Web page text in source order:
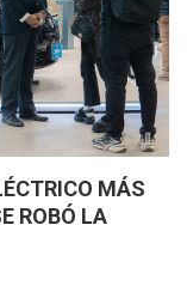
MÁS
ROBÓ LA